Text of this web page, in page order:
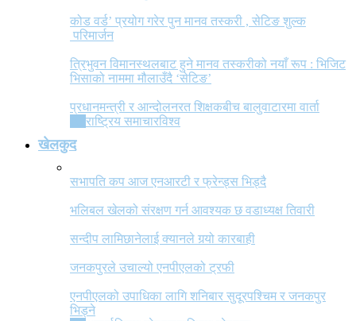
कोड वर्ड’ प्रयोग गरेर पुन मानव तस्करी , सेटिङ शुल्क
परिमार्जन
त्रिभुवन विमानस्थलबाट हुने मानव तस्करीको नयाँ रूप : भिजिट
भिसाको नाममा मौलाउँदै ‘सेटिङ’
प्रधानमन्त्री र आन्दोलनरत शिक्षकबीच बालुवाटारमा वार्ता
राष्ट्रिय समाचारविश्व
खेलकुद
सभापति कप आज एनआरटी र फ्रेन्ड्स भिड्दै
भलिबल खेलको संरक्षण गर्न आवश्यक छ वडाध्यक्ष तिवारी
सन्दीप लामिछानेलाई क्यानले गर्‍यो कारबाही
जनकपुरले उचाल्यो एनपीएलको ट्रफी
एनपीएलको उपाधिका लागि शनिबार सुदूरपश्चिम र जनकपुर
भिड्ने